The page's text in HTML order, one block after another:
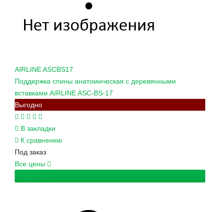
AIRLINEASCBS17
Поддержка спины анатомическая с деревянными
вставками AIRLINE ASC-BS-17
Выгодно
В закладки
К сравнению
Под заказ
Все цены